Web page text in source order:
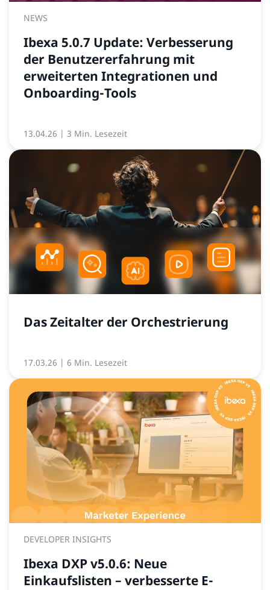
NEWS
Ibexa 5.0.7 Update: Verbesserung
der Benutzererfahrung mit
erweiterten Integrationen und
Onboarding-Tools
13.04.26 | 3 Min. Lesezeit
Das Zeitalter der Orchestrierung
17.03.26 | 6 Min. Lesezeit
DEVELOPER INSIGHTS
Ibexa DXP v5.0.6: Neue
Einkaufslisten – verbesserte E-